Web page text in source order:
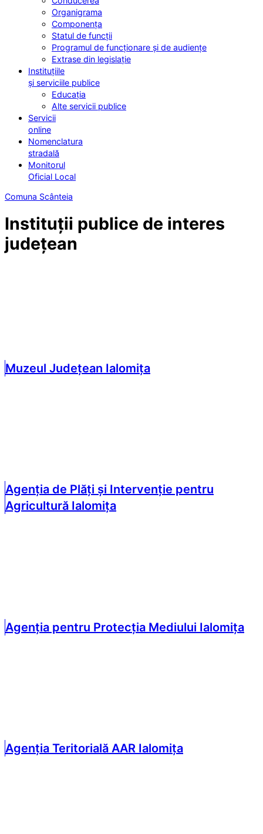
Organigrama
Componența
Statul de funcții
Programul de funcționare și de audiențe
Extrase din legislație
Instituțiile
și serviciile publice
Educația
Alte servicii publice
Servicii
online
Nomenclatura
stradală
Monitorul
Oficial Local
Comuna Scânteia
Instituții publice de interes
județean
Muzeul Județean Ialomița
Agenția de Plăți și Intervenție pentru
Agricultură Ialomița
Agenția pentru Protecția Mediului Ialomița
Agenția Teritorială AAR Ialomița